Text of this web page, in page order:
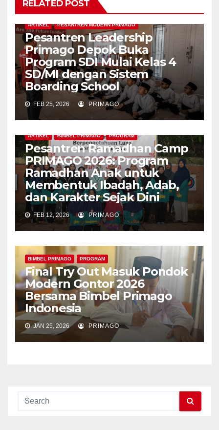
RELATED POST
ARTIKEL PESANTREN MODERN PRIMAGO
Pesantren Leadership
Primago Depok Buka
Program SDI Mulai Kelas 4
SD/MI dengan Sistem
Boarding School
FEB 25, 2026 PRIMAGO
ARTIKEL BIMBEL PRIMAGO PROGRAM
Pesantren Ramadhan Camp
PRIMAGO 2026: Program
Ramadhan Anak untuk
Membentuk Ibadah, Adab,
dan Karakter Sejak Dini
FEB 12, 2026 PRIMAGO
BIMBEL PRIMAGO PROGRAM
Final Try Out Masuk Pondok
Modern Gontor 2026
Bersama Bimbel Primago
Indonesia
JAN 25, 2026 PRIMAGO